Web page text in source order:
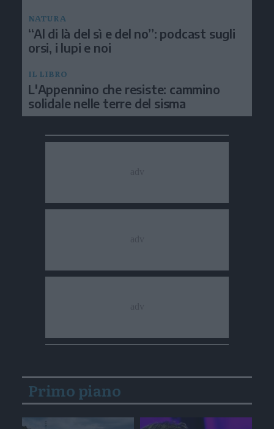
NATURA
“Al di là del sì e del no”: podcast sugli
orsi, i lupi e noi
IL LIBRO
L'Appennino che resiste: cammino
solidale nelle terre del sisma
Primo piano